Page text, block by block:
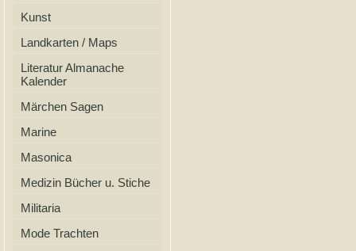
Kunst
Landkarten / Maps
Literatur Almanache
Kalender
Märchen Sagen
Marine
Masonica
Medizin Bücher u. Stiche
Militaria
Mode Trachten